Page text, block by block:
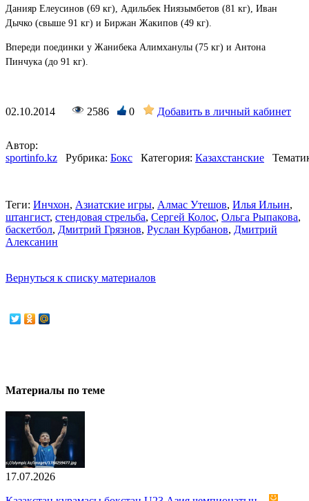
Данияр Елеусинов (69 кг), Адильбек Ниязымбетов (81 кг), Иван
Дычко (свыше 91 кг) и Биржан Жакипов (49 кг).
Впереди поединки у Жанибека Алимханулы (75 кг) и Антона
Пинчука (до 91 кг).
02.10.2014 2586 0 Добавить в личный кабинет
Автор:
sportinfo.kz
Рубрика: Бокс Категория: Казахстанские
Теги: Инчхон, Азиатские игры, Алмас Утешов, Илья Ильин,
штангист, стендовая стрельба, Сергей Колос, Ольга Рыпакова,
баскетбол, Дмитрий Грязнов, Руслан Курбанов, Дмитрий
Алексанин
Вернуться к списку материалов
Материалы по теме
17.07.2026